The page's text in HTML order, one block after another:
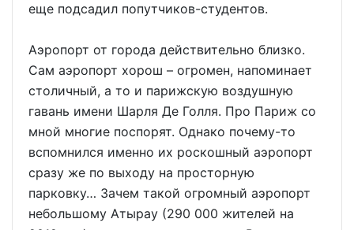
еще подсадил попутчиков-студентов.
Аэропорт от города действительно близко.
Сам аэропорт хорош – огромен, напоминает
столичный, а то и парижскую воздушную
гавань имени Шарля Де Голля. Про Париж со
мной многие поспорят. Однако почему-то
вспомнился именно их роскошный аэропорт
сразу же по выходу на просторную
парковку… Зачем такой огромный аэропорт
небольшому Атырау (290 000 жителей на